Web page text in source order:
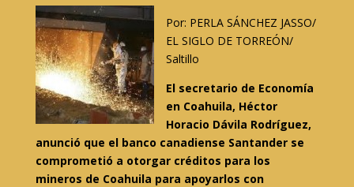
Por: PERLA SÁNCHEZ JASSO/
EL SIGLO DE TORREÓN/
Saltillo
El secretario de Economía
en Coahuila, Héctor
Horacio Dávila Rodríguez,
anunció que el banco canadiense Santander se
comprometió a otorgar créditos para los
mineros de Coahuila para apoyarlos con